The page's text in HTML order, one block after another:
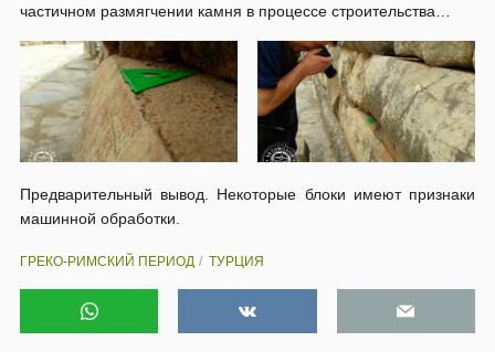
частичном размягчении камня в процессе строительства…
Предварительный вывод. Некоторые блоки имеют признаки
машинной обработки.
ГРЕКО-РИМСКИЙ ПЕРИОД ТУРЦИЯ